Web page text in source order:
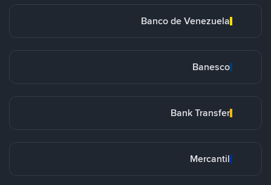
Banco de Venezuela
Banesco
Bank Transfer
Mercantil